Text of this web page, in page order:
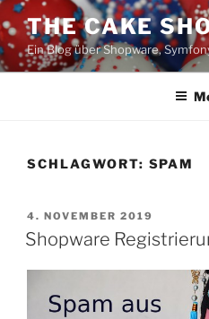
Zum
Inhalt
springen
THE CAKE
Ein Blog über Shopware,
SCHLAGWORT: SPAM
VERÖFFENTLICHT
AM
4. NOVEMBER 2019
Shopware